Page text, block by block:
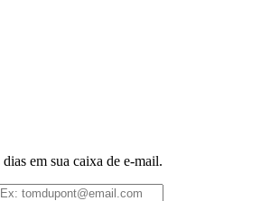
em sua caixa de e-mail.